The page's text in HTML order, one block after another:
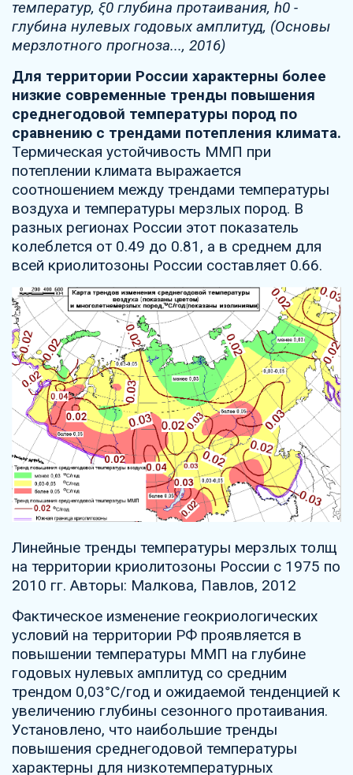
температур, ξ0 глубина протаивания, h0 -
глубина нулевых годовых амплитуд, (Основы
мерзлотного прогноза..., 2016)
Для территории России характерны более
низкие современные тренды повышения
среднегодовой температуры пород по
сравнению с трендами потепления климата.
Термическая устойчивость ММП при
потеплении климата выражается
соотношением между трендами температуры
воздуха и температуры мерзлых пород. В
разных регионах России этот показатель
колеблется от 0.49 до 0.81, а в среднем для
всей криолитозоны России составляет 0.66.
Линейные тренды температуры мерзлых толщ
на территории криолитозоны России с 1975 по
2010 гг. Авторы: Малкова, Павлов, 2012
Фактическое изменение геокриологических
условий на территории РФ проявляется в
повышении температуры ММП на глубине
годовых нулевых амплитуд со средним
трендом 0,03°С/год и ожидаемой тенденцией к
увеличению глубины сезонного протаивания.
Установлено, что наибольшие тренды
повышения среднегодовой температуры
характерны для низкотемпературных